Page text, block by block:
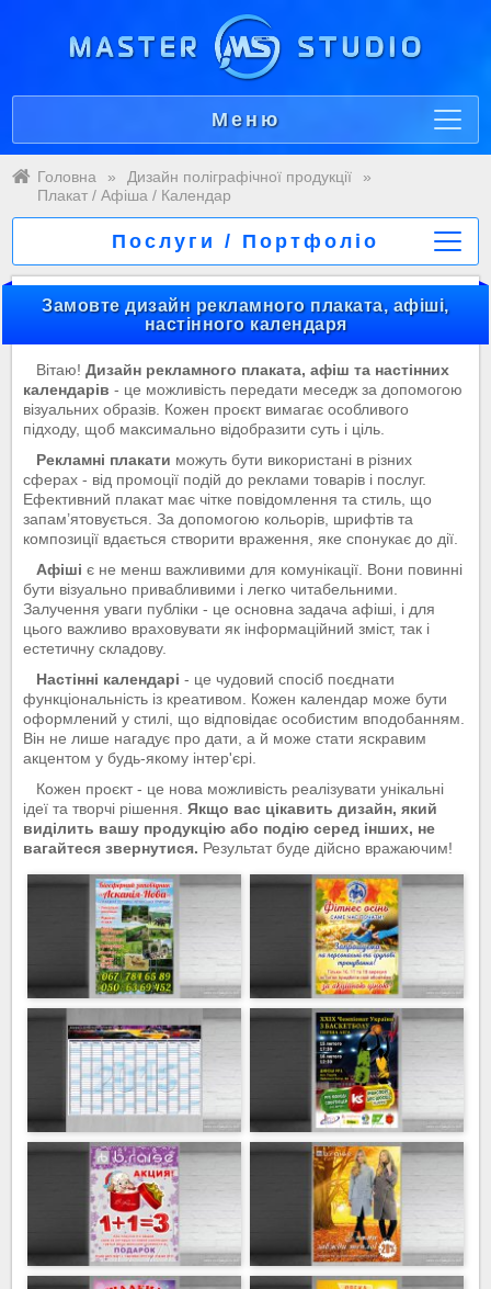
Меню
Головна » Дизайн поліграфічної продукції
»
Плакат / Афіша / Календар
Послуги / Портфоліо
Замовте дизайн рекламного плаката, афіші,
настінного календаря
Вітаю! Дизайн рекламного плаката, афіш та настінних
календарів - це можливість передати меседж за допомогою
візуальних образів. Кожен проєкт вимагає особливого
підходу, щоб максимально відобразити суть і ціль.
Рекламні плакати можуть бути використані в різних
сферах - від промоції подій до реклами товарів і послуг.
Ефективний плакат має чітке повідомлення та стиль, що
запам’ятовується. За допомогою кольорів, шрифтів та
композиції вдається створити враження, яке спонукає до дії.
Афіші є не менш важливими для комунікації. Вони повинні
бути візуально привабливими і легко читабельними.
Залучення уваги публіки - це основна задача афіші, і для
цього важливо враховувати як інформаційний зміст, так і
естетичну складову.
Настінні календарі - це чудовий спосіб поєднати
функціональність із креативом. Кожен календар може бути
оформлений у стилі, що відповідає особистим вподобанням.
Він не лише нагадує про дати, а й може стати яскравим
акцентом у будь-якому інтер'єрі.
Кожен проєкт - це нова можливість реалізувати унікальні
ідеї та творчі рішення. Якщо вас цікавить дизайн, який
виділить вашу продукцію або подію серед інших, не
вагайтеся звернутися. Результат буде дійсно вражаючим!